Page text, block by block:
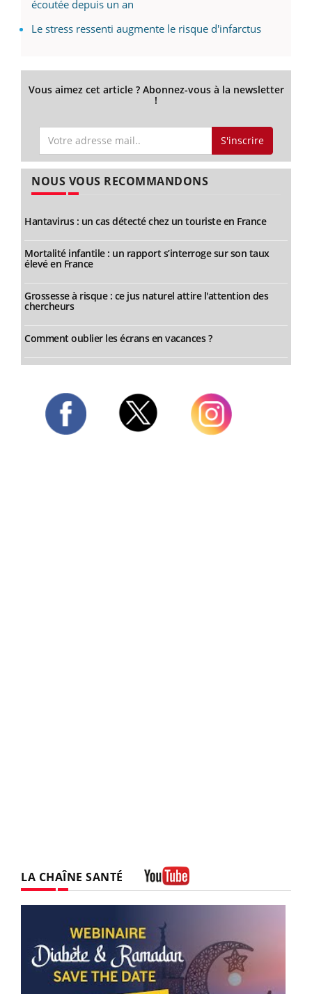
écoutée depuis un an
Le stress ressenti augmente le risque d'infarctus
Vous aimez cet article ? Abonnez-vous à la newsletter
!
S'inscrire
NOUS VOUS RECOMMANDONS
Hantavirus : un cas détecté chez un touriste en France
Mortalité infantile : un rapport s’interroge sur son taux
élevé en France
Grossesse à risque : ce jus naturel attire l'attention des
chercheurs
Comment oublier les écrans en vacances ?
LA CHAÎNE SANTÉ